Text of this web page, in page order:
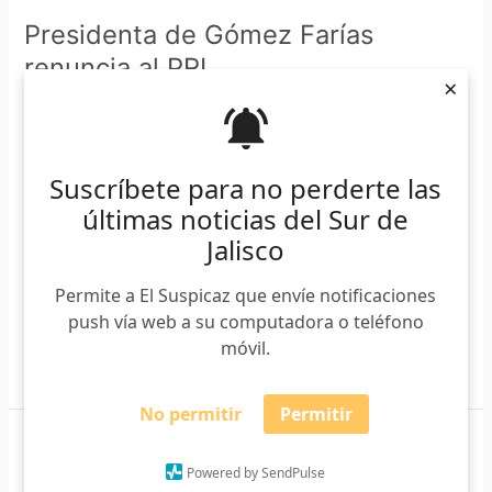
Suscríbete para no perderte las
últimas noticias del Sur de
Jalisco
Permite a El Suspicaz que envíe notificaciones
push vía web a su computadora o teléfono
móvil.
No permitir Permitir
Powered by SendPulse
×
Presidenta de Gómez Farías
renuncia al PRI
02/04/2020
El Partido Revolucionario Institucional (PRI), emitió un
comunicado para transmitir un mensaje de “Unidad” a sus
militantes ante la novedad de que este 31 de marzo 3
alcaldes notificaran su renuncia como militantes, entre ellos
se encuentra la alcaldesa Ariana Barajas Gálvez, así como
comunicado